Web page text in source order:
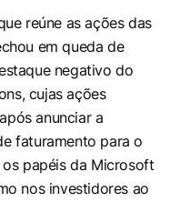
reúne as ações das
em queda de
negativo do
cujas ações
anunciar a
faturamento para o
papéis da Microsoft
nos investidores ao